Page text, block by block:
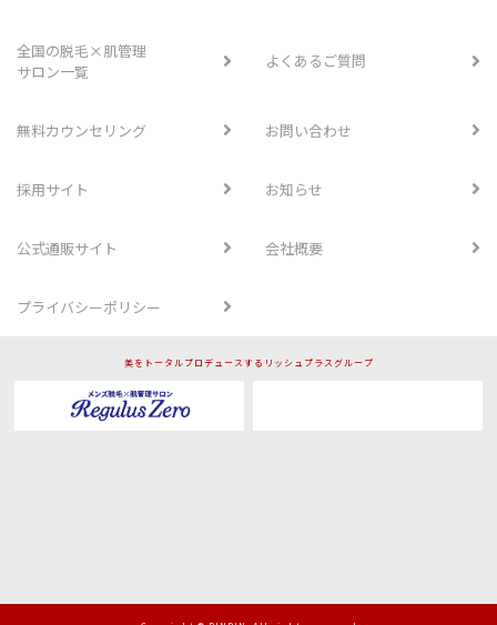
全国の脱毛×肌管理
サロン一覧
よくあるご質問
無料カウンセリング お問い合わせ
採用サイト お知らせ
公式通販サイト 会社概要
プライバシーポリシー
美をトータルプロデュースするリッシュプラスグループ